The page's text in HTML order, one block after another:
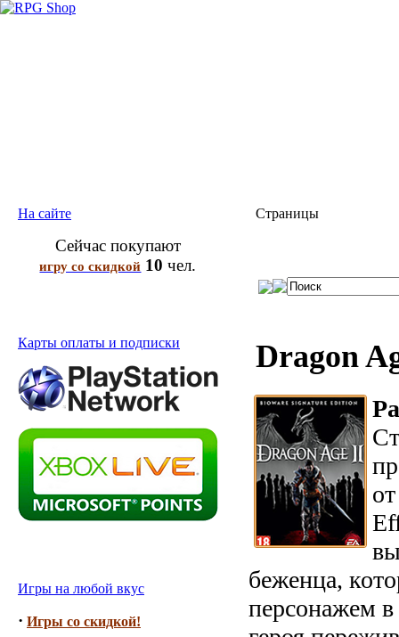
На сайте
Сейчас покупают
игру со скидкой 10 чел.
Карты оплаты и подписки
Игры на любой вкус
· Игры со скидкой!
Страницы
Dragon
беженца,
персонажем